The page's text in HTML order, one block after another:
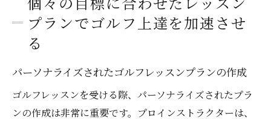
プランでゴルフ上達を加速させ
る
パーソナライズされたゴルフレッスンプランの作成
ゴルフレッスンを受ける際、パーソナライズされたプラ
ンの作成は非常に重要です。プロインストラクターは、